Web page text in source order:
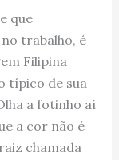
que
trabalho, é
Filipina
típico de sua
a fotinho aí
a cor não é
chamada